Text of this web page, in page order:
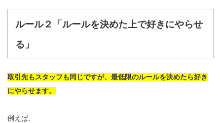
ルール２「ルールを決めた上で好きにやらせ
る」
取引先もスタッフも同じですが、最低限のルールを決めたら好き
にやらせます。
例えば、